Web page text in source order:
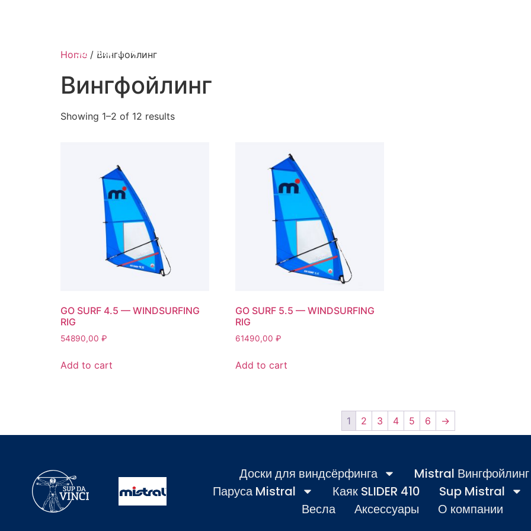
Sup Mistral
Home / Вингфойлинг
Вингфойлинг
Showing 1–2 of 12 results
GO SURF 4.5 — WINDSURFING
RIG
54890,00 ₽
Add to cart
GO SURF 5.5 — WINDSURFING
RIG
61490,00 ₽
Add to cart
1 2 3 4 5 6 →
Доски для виндсёрфинга
Mistral Вингфойлинг
Паруса Mistral
Каяк SLIDER 410 Sup Mistral
Весла
Аксессуары О компании